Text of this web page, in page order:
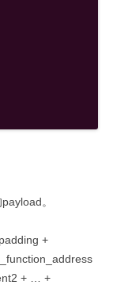
。
+
+ … +